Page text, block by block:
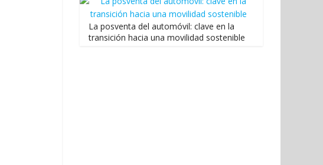
La posventa del automóvil: clave en la
transición hacia una movilidad sostenible